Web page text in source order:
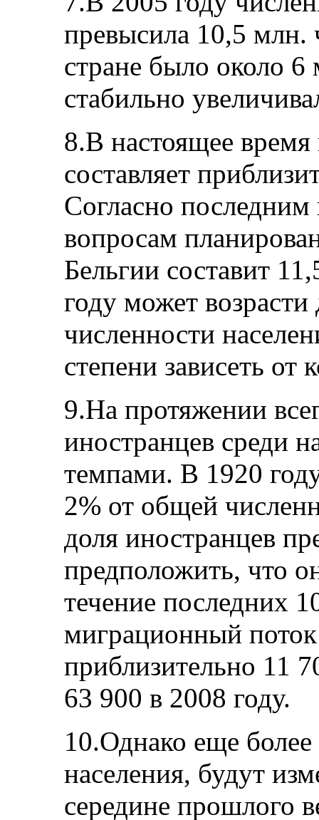
превысила 10,5 млн.
стране было около
стабильно
8.В настоящее время
составляет
Согласно
вопросам
Бельгии составит
году может
численности
степени зависеть от
9.На протяжении
иностранцев среди
темпами. В 1920
2% от общей
доля иностранцев
предположить, что
течение последних
миграционный поток
приблизительно 11
63 900 в 2008 году.
10.Однако еще
населения, будут
середине прошлого